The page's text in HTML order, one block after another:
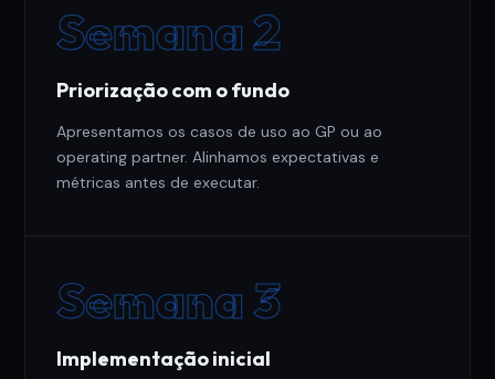
Semana 2
Priorização com o fundo
Apresentamos os casos de uso ao GP ou ao
operating partner. Alinhamos expectativas e
métricas antes de executar.
Semana 3
Implementação inicial